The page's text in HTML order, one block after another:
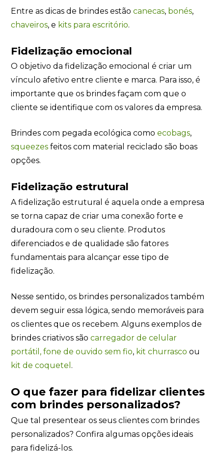
Entre as dicas de brindes estãocanecas, bonés,
chaveiros, e kits para escritório.
Fidelização emocional
O objetivo da fidelização emocional é criar um
vínculo afetivo entre cliente e marca. Para isso, é
importante que os brindes façam com que o
cliente se identifique com os valores da empresa.
Brindes com pegada ecológica comoecobags,
squeezes feitos com material reciclado são boas
opções.
Fidelização estrutural
A fidelização estrutural é aquela onde a empresa
se torna capaz de criar uma conexão forte e
duradoura com o seu cliente. Produtos
diferenciados e de qualidade são fatores
fundamentais para alcançar esse tipo de
fidelização.
Nesse sentido, os brindes personalizados também
devem seguir essa lógica, sendo memoráveis para
os clientes que os recebem. Alguns exemplos de
brindes criativos sãocarregador de celular
portátil, fone de ouvido sem fio, kit churrascoou
kit de coquetel .
O que fazer para fidelizar clientes
com brindes personalizados?
Que tal presentear os seus clientes com brindes
personalizados? Confira algumas opções ideais
para fidelizá-los.